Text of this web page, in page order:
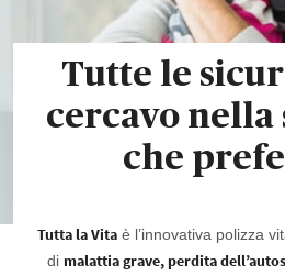
Tutte le
cercavo nella
che
Tutta la Vitaè l’innovativa polizza
di malattia grave, perdita